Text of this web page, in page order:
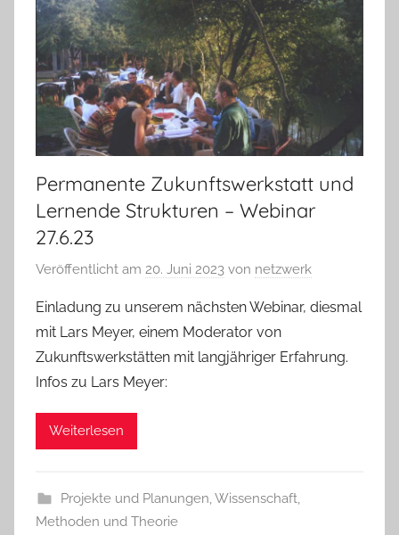
Permanente Zukunftswerkstatt und
Lernende Strukturen – Webinar
27.6.23
Veröffentlicht am 20. Juni 2023 von netzwerk
Einladung zu unserem nächsten Webinar, diesmal
mit Lars Meyer, einem Moderator von
Zukunftswerkstätten mit langjähriger Erfahrung.
Infos zu Lars Meyer:
Weiterlesen
Projekte und Planungen,Wissenschaft,
Methoden und Theorie